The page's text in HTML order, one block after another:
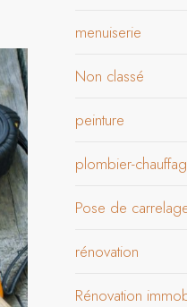
menuiserie
Non classé
peinture
plombier-
Pose de
rénovation
Rénovation